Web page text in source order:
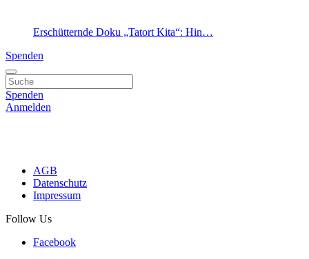
Erschütternde Doku „Tatort Kita“: Hin…
Spenden
Spenden
Anmelden
AGB
Datenschutz
Impressum
Follow Us
Facebook